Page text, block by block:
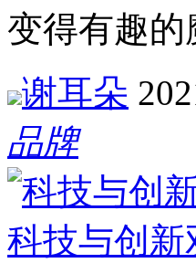
变得有趣的
谢耳朵
品牌
科技与创新